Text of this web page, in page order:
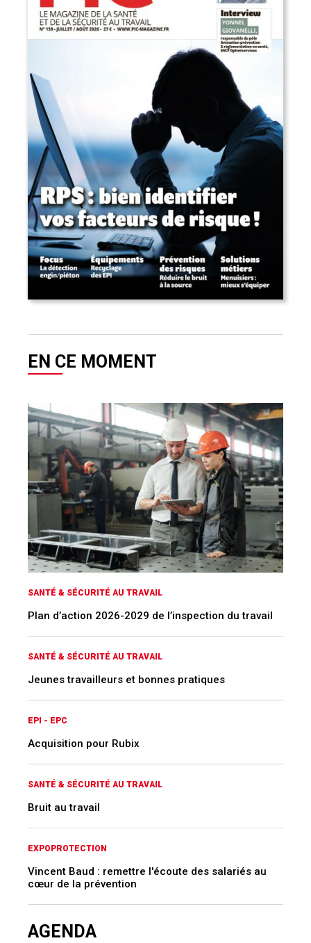
EN CE MOMENT
SANTÉ & SÉCURITÉ AU TRAVAIL
Plan d’action 2026-2029 de l’inspection du travail
SANTÉ & SÉCURITÉ AU TRAVAIL
Jeunes travailleurs et bonnes pratiques
EPI - EPC
Acquisition pour Rubix
SANTÉ & SÉCURITÉ AU TRAVAIL
Bruit au travail
EXPOPROTECTION
Vincent Baud : remettre l'écoute des salariés au
cœur de la prévention
AGENDA